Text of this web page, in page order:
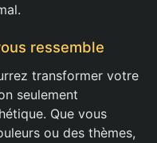
ressemble
transformer votre
seulement
Que vous
ou des thèmes,